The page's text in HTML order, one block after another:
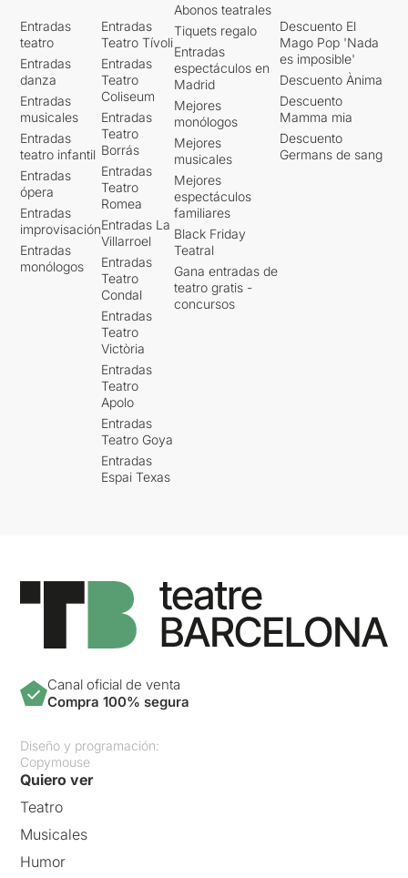
Entradas
teatro
Entradas
danza
Entradas
musicales
Entradas
teatro infantil
Entradas
ópera
Entradas
improvisación
Entradas
monólogos
Entradas
Teatro Tívoli
Entradas
Teatro
Coliseum
Entradas
Teatro
Borrás
Entradas
Teatro
Romea
Entradas La
Villarroel
Entradas
Teatro
Condal
Entradas
Teatro
Victòria
Entradas
Teatro
Apolo
Entradas
Teatro Goya
Entradas
Espai Texas
Abonos teatrales
Tiquets regalo
Entradas
espectáculos en
Madrid
Mejores
monólogos
Mejores
musicales
Mejores
espectáculos
familiares
Black Friday
Teatral
Gana entradas de
teatro gratis -
concursos
Descuento El
Mago Pop 'Nada
es imposible'
Descuento Ànima
Descuento
Mamma mia
Descuento
Germans de sang
Canal oficial de venta
Compra 100% segura
Diseño y programación:
Copymouse
Quiero ver
Teatro
Musicales
Humor